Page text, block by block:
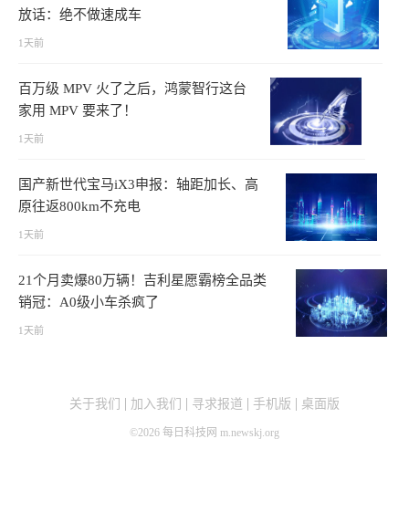
放话：绝不做速成车
1天前
百万级 MPV 火了之后，鸿蒙智行这台
家用 MPV 要来了！
1天前
国产新世代宝马iX3申报：轴距加长、高
原往返800km不充电
1天前
21个月卖爆80万辆！吉利星愿霸榜全品类
销冠：A0级小车杀疯了
1天前
关于我们 加入我们 寻求报道 手机版 桌面版
©2026 每日科技网 m.newskj.org